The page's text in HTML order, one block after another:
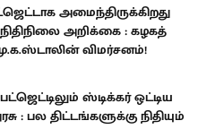
அமைந்திருக்கிறது
அறிக்கை : கழகத்
விமர்சனம்!
ஸ்டிக்கர் ஒட்டிய
: பல திட்டங்களுக்கு நிதியும்